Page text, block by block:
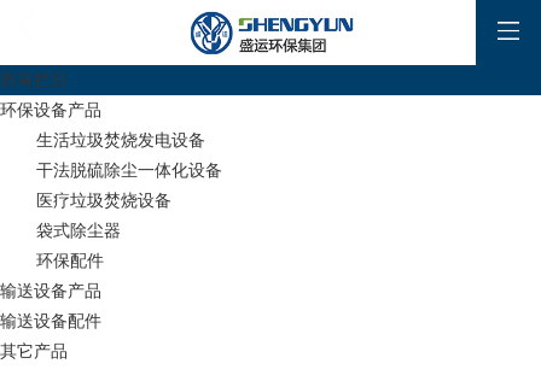
所有栏目
环保设备产品
生活垃圾焚烧发电设备
干法脱硫除尘一体化设备
医疗垃圾焚烧设备
袋式除尘器
环保配件
输送设备产品
输送设备配件
其它产品